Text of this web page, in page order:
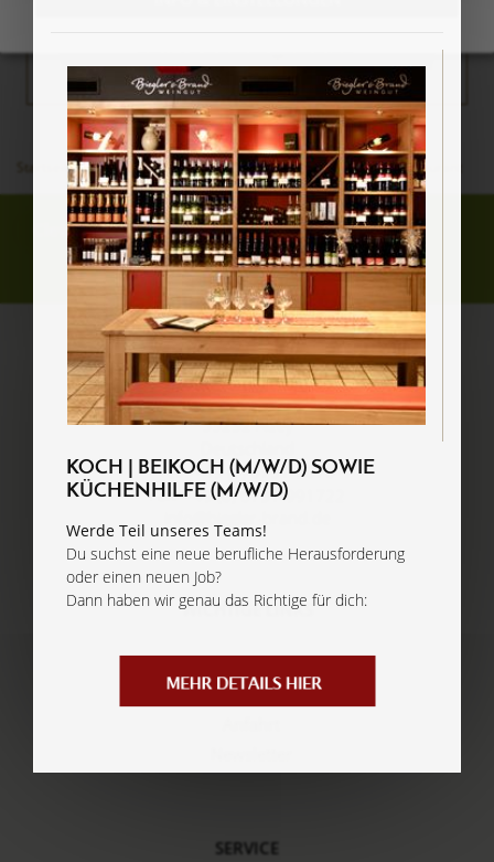
Startseite Weinrestaurant & Vinothek Kaisergarten Weinrestaurant
CleverReach blockiert/Einstellungen anpassen
KONTAKT
Hospitalstraße 14
55232 Alzey
Tel.:+49 (0) 6731-3076
Fax:+49 (0) 6731-991722
WICHTIGE LINKS
Events
SERVICE
KOCH | BEIKOCH (M/W/D) SOWIE
KÜCHENHILFE (M/W/D)
Werde Teil unseres Teams!
Du suchst eine neue berufliche Herausforderung
oder einen neuen Job?
Dann haben wir genau das Richtige für dich: